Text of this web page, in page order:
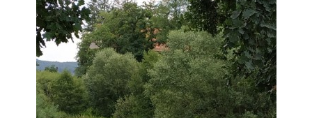
© 2026 eStránky.cz |RSS